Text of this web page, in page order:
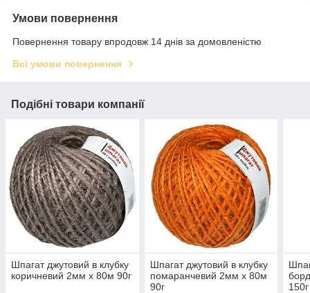
Умови повернення
Повернення товару впродовж 14 днів за домовленістю
Всі умови повернення
Подібні товари компанії
Шпагат джутовий в клубку
коричневий 2мм х 80м 90г
Шпагат джутовий в клубку
помаранчевий 2мм х 80м
90г
150г